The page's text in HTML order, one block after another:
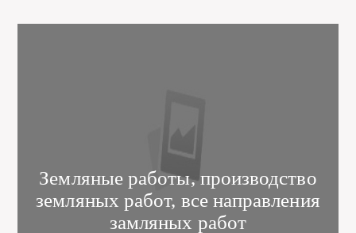
Земляные работы, производство
земляных работ, все направления
замляных работ